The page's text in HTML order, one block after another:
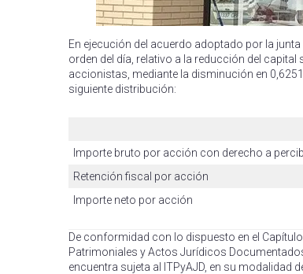
En ejecución del acuerdo adoptado por la
orden del día, relativo a la reducción del
accionistas, mediante la disminución en
siguiente distribución:
Importe bruto por acción con derecho a
Retención fiscal por acción
Importe neto por acción
De conformidad con lo dispuesto en el
Patrimoniales y Actos Jurídicos
encuentra sujeta al ITPyAJD, en su modalidad